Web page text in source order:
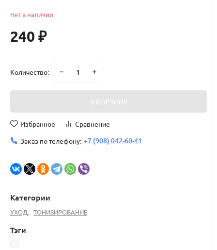
Нет в наличии
240 ₽
Количество:
В КОРЗИНУ
Избранное
Сравнение
Заказ по телефону: +7 (908) 042-60-41
Категории
УХОД, ТОНИЗИРОВАНИЕ
Тэги